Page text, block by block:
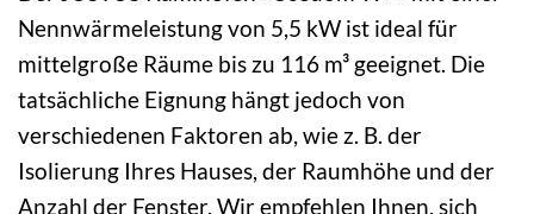
Nennwärmeleistung von 5,5 kW ist ideal für
mittelgroße Räume bis zu 116 m³ geeignet. Die
tatsächliche Eignung hängt jedoch von
verschiedenen Faktoren ab, wie z. B. der
Isolierung Ihres Hauses, der Raumhöhe und der
Anzahl der Fenster. Wir empfehlen Ihnen, sich